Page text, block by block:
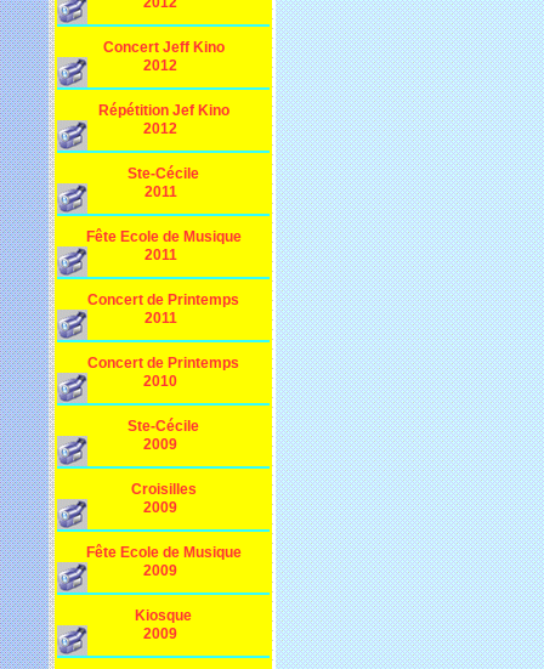
Concert Jeff Kino
2012
Répétition Jef Kino
2012
Ste-Cécile
2011
Fête Ecole de Musique
2011
Concert de Printemps
2011
Concert de Printemps
2010
Ste-Cécile
2009
Croisilles
2009
Fête Ecole de Musique
2009
Kiosque
2009